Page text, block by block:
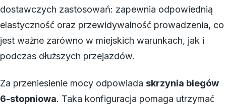
dostawczych zastosowań: zapewnia odpowiednią
elastyczność oraz przewidywalność prowadzenia, co
jest ważne zarówno w miejskich warunkach, jak i
podczas dłuższych przejazdów.
Za przeniesienie mocy odpowiada skrzynia biegów
6-stopniowa. Taka konfiguracja pomaga utrzymać